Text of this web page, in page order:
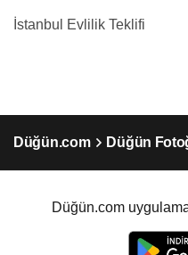
İstanbul Evlilik Teklifi
Düğün.com Düğün
Düğün.com